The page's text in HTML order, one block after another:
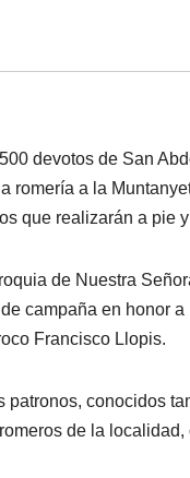
devotos de San
a la
que realizarán a pie
de Nuestra
campaña en honor
Francisco Llopis.
conocidos
de la